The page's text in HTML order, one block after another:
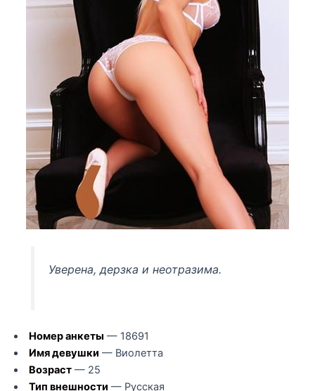
Уверена, дерзка и неотразима.
Номер анкеты — 18691
Имя девушки — Виолетта
Возраст— 25
Тип внешности — Русская